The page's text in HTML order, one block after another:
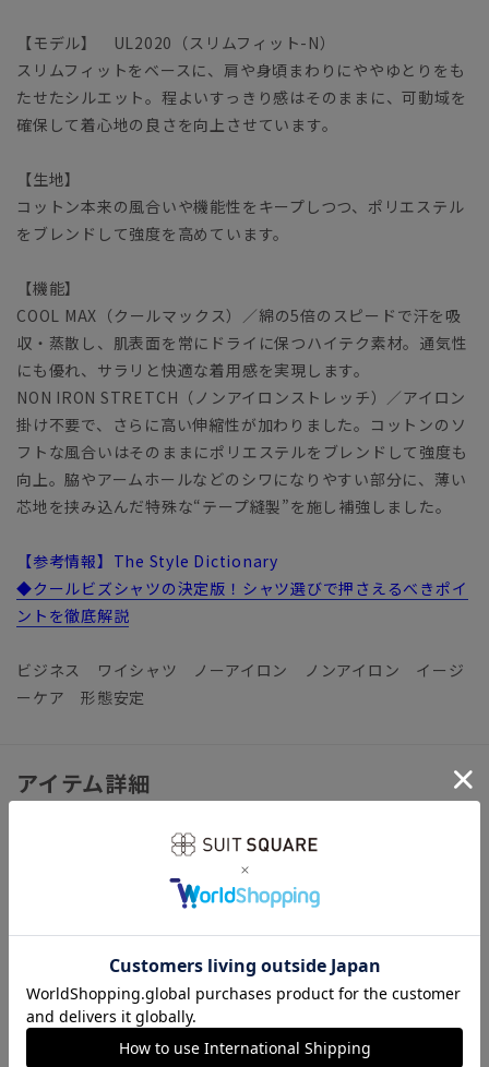
【モデル】 UL2020（スリムフィット-N）
スリムフィットをベースに、肩や身頃まわりにややゆとりをも
たせたシルエット。程よいすっきり感はそのままに、可動域を
確保して着心地の良さを向上させています。
【生地】
コットン本来の風合いや機能性をキープしつつ、ポリエステル
をブレンドして強度を高めています。
【機能】
COOL MAX（クールマックス）／綿の5倍のスピードで汗を吸
収・蒸散し、肌表面を常にドライに保つハイテク素材。通気性
にも優れ、サラリと快適な着用感を実現します。
NON IRON STRETCH（ノンアイロンストレッチ）／アイロン
掛け不要で、さらに高い伸縮性が加わりました。コットンのソ
フトな風合いはそのままにポリエステルをブレンドして強度も
向上。脇やアームホールなどのシワになりやすい部分に、薄い
芯地を挟み込んだ特殊な“テープ縫製”を施し補強しました。
【参考情報】The Style Dictionary
◆クールビズシャツの決定版！シャツ選びで押さえるべきポイ
ントを徹底解説
ビジネス ワイシャツ ノーアイロン ノンアイロン イージ
ーケア 形態安定
アイテム詳細
【前身頃】胸ポケット／フレンチフロント
【後身頃】ヨーク／背ダーツ
【モデル】UL2020（スリムフィット-N）
【洗濯表示】洗濯機可（ネット使用）
《洗濯時の脱水を短めに行い、水分を保った状態で形を整えつ
り干しすることで、シワが最小限に抑えられます。》